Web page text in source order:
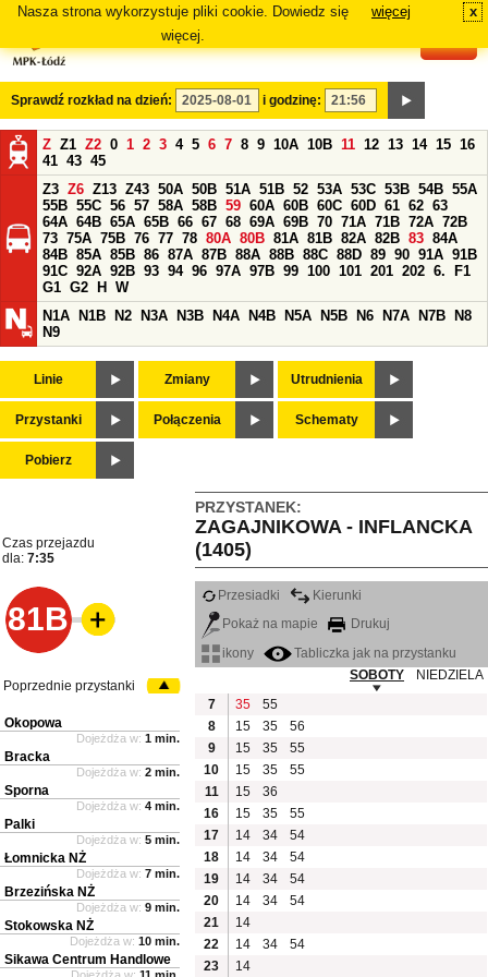
Nasza strona wykorzystuje pliki cookie. Dowiedz się
więcej.
więcej x
Sprawdź rozkład na dzień: i godzinę:
Z Z1 Z2 0 1 2 3 4 5 6 7 8 9 10A 10B 11 12 13 14 15 16
41 43 45
Z3 Z6 Z13 Z43 50A 50B 51A 51B 52 53A 53C 53B 54B 55A
55B 55C 56 57 58A 58B 59 60A 60B 60C 60D 61 62 63
64A 64B 65A 65B 66 67 68 69A 69B 70 71A 71B 72A 72B
73 75A 75B 76 77 78 80A 80B 81A 81B 82A 82B 83 84A
84B 85A 85B 86 87A 87B 88A 88B 88C 88D 89 90 91A 91B
91C 92A 92B 93 94 96 97A 97B 99 100 101 201 202 6.
F1
G1 G2 H
W
N1A
N1B N2 N3A N3B N4A N4B N5A N5B N6 N7A N7B
N8
N9
Linie Zmiany Utrudnienia
Przystanki Połączenia Schematy
Pobierz
PRZYSTANEK:
ZAGAJNIKOWA - INFLANCKA
(1405)
Czas przejazdu
dla: 7:35
81B
Przesiadki
Kierunki
Pokaż na mapie
Drukuj
ikony
Tabliczka jak na przystanku
SOBOTY
NIEDZIELA
7
35
55
8
15 35
56
9
15 35
55
10
15 35
55
11
15
36
16
15 35
55
17
14 34
54
18
14 34
54
19
14 34
54
20
14 34
54
21
14
22
14 34
54
23
14
Poprzednie przystanki
Okopowa
Dojeżdża w: 1 min.
Bracka
Dojeżdża w: 2 min.
Sporna
Dojeżdża w: 4 min.
Palki
Dojeżdża w: 5 min.
Łomnicka NŻ
Dojeżdża w: 7 min.
Brzezińska NŻ
Dojeżdża w: 9 min.
Stokowska NŻ
Dojeżdża w: 10 min.
Sikawa Centrum Handlowe